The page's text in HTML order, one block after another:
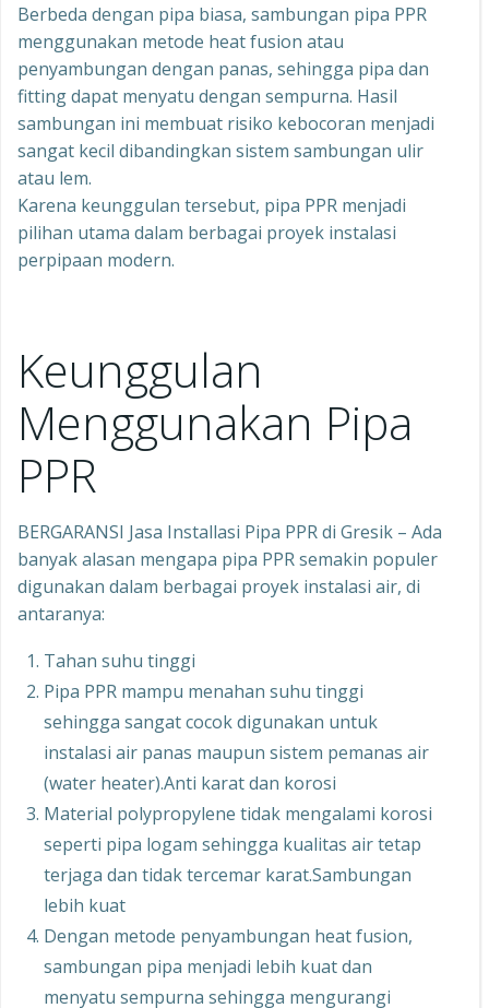
Berbeda dengan pipa biasa, sambungan pipa PPR
menggunakan metode heat fusion atau
penyambungan dengan panas, sehingga pipa dan
fitting dapat menyatu dengan sempurna. Hasil
sambungan ini membuat risiko kebocoran menjadi
sangat kecil dibandingkan sistem sambungan ulir
atau lem.
Karena keunggulan tersebut, pipa PPR menjadi
pilihan utama dalam berbagai proyek instalasi
perpipaan modern.
Keunggulan
Menggunakan Pipa
PPR
BERGARANSI Jasa Installasi Pipa PPR di Gresik – Ada
banyak alasan mengapa pipa PPR semakin populer
digunakan dalam berbagai proyek instalasi air, di
antaranya:
Tahan suhu tinggi
Pipa PPR mampu menahan suhu tinggi
sehingga sangat cocok digunakan untuk
instalasi air panas maupun sistem pemanas air
(water heater).Anti karat dan korosi
Material polypropylene tidak mengalami korosi
seperti pipa logam sehingga kualitas air tetap
terjaga dan tidak tercemar karat.Sambungan
lebih kuat
Dengan metode penyambungan heat fusion,
sambungan pipa menjadi lebih kuat dan
menyatu sempurna sehingga mengurangi